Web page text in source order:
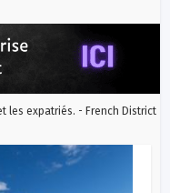
les expatriés. - French District